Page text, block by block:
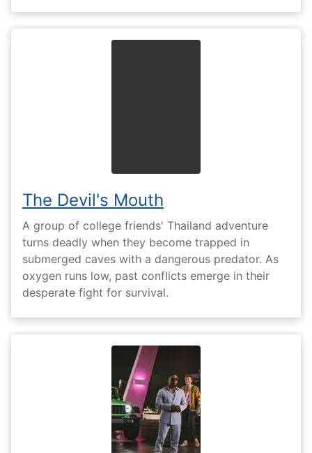
The Devil's Mouth
A group of college friends' Thailand adventure
turns deadly when they become trapped in
submerged caves with a dangerous predator. As
oxygen runs low, past conflicts emerge in their
desperate fight for survival.